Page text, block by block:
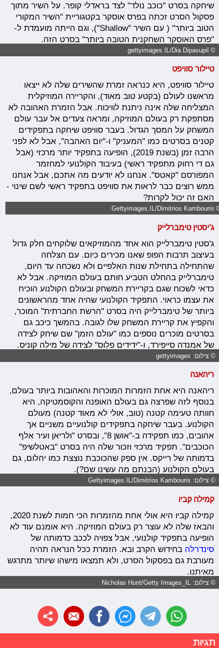
שיחקה בסרט "כוכב נולד" לצד בראדלי קופר. על השיר מתוך
פסקול הסרט זכתה בפרס אוסקר בקטגוריית "השיר המקורי
הטוב ביותר" ( עם השיר "Shallow"), וגם הייתה מועמדת ל-
"פרס האוסקר השחקנית הטובה ביותר" בסרט הזה.
© gettyimages.IL/Dia Dipasupil
טיילור סוויפט
טיילור סוויפט, היא כנראה זמרת שהשירים שלה לא ייצאו
מראשנו לעולם (בקטע טוב מאוד), והקריירה המוזיקלית
המצליחה שלה אינה ניתנת לוויכוח. אבל הזמרת האהובה לא
מסתפקת רק בעולם המוזיקה, ומראה צעדים אל עבר עולם
המשחק על המסך הגדול. בעבר סוויפט שיחקה בתפקידים
קטנים בסרטים כמו "המעניק" ו-"יום האהבה", אבל לא לפני
הרבה זמן (בשנת 2019), הופיעה בתפקיד יותר מרכזי (אבל
גם די רחוק מתפקיד ראשי) בעיבוד הקולנועי למחזמר
המפורסם "קאטס". אנחנו לא יודעים מה אתכם, אבל אנחנו
ממש רוצים כבר לראות את סוויפט בתפקיד ראשי לשם שינוי -
האם זה יכול לקרות?
©
ג'יסטין טימברלייק
ג'סטין טימברלייק הוא אחד מהמוזיקאים שלוקחים חלק גדול
בעיצוב תרבות הפופ שאנו מכירים כיום. עם הצלחה
שהתחילה בתחילת שנות האלפיים ולא נשכחה עד היום,
טימברלייק בהחלט הטביע חותם בעולם המוזיקה. אבל לא
כדאי לשכוח שגם בקריירת המשחק ובעולם הקולנוע הוכיח
את עצמו כראוי. התפקיד הקולנועי שהיה אחד מהראשונים
ביותר של טימברלייק היה בסרט "הרשת החברתית" המוכר,
והקפיץ את קריירת המשחק שלו לגובה. בהמשך כיכב גם
בסרטים מוכרים נוספים כמו "עולם הזמן" שם שיחק לצידה
של אמנדה סייפירד, ו-"ידידים פלוס" לצידה של מילה קוניס.
© צילום: gettyimages
ריהאנה
ריהאנה היא אחת הזמרות המוכרות והאהובות ביותר בעולם,
בנוסף לזה שפרצה גם בעולם האופנה והקוסמטיקה, היא
חוותה טעימה קטנה (טוב, אולי לא מאוד קטנה) מעולם
הקולנוע. בעבר שיחקה בתפקידים קולנועיים משניים אך
אהובים, כמו תפקידה ב-"אושן 8", ובסרט "ולריאן ועיר אלף
הכוכבים". תפקיד מרכזי וזכור שלה היה בסרט "באטלשיפ"
בדמותה של רייקס. אין ספק שהכוכבת נוצצת כמו יהלום, גם
בעולם הקולנוע (הבנתם מה עשינו שם?).
© צילום: Gettyimages.IL/Dimitrios Kambouris
קמילה קביו
קמילה קביו היא אולי אחת מהזמרות הכי חמות לשנת 2020,
והבאז שלה לא עוצר רק בעולם המוזיקה. היא אומנם עוד לא
הופיעה בתפקיד קולנועי, אבל צפויה לככב כדמותה של
סינדרלה בחידוש הקרב ובא. הזמרת ככל הנראה תהיה
מעורבת גם בפסקול הסרט, ולא תמצאו מישהו שיותר מתרגש
מאיתנו.
© צילום: Nicholas Hunt/Getty Images_IL
תגיות